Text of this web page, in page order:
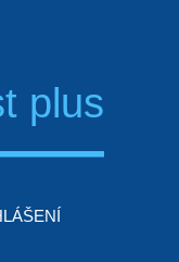
plus